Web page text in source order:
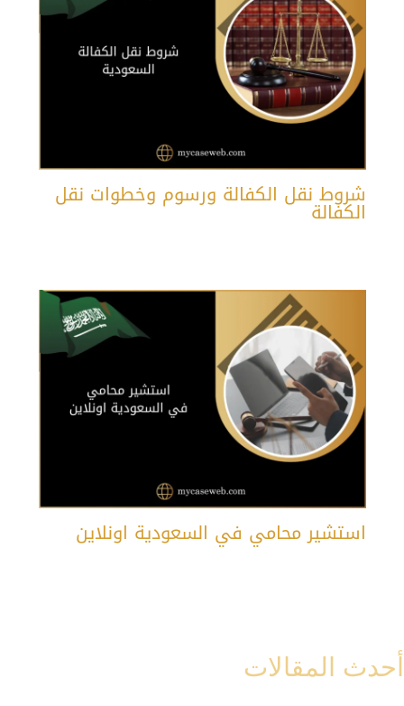
شروط نقل الكفالة ورسوم وخطوات نقل
الكفالة
استشير محامي في السعودية اونلاين
أحدث المقالات